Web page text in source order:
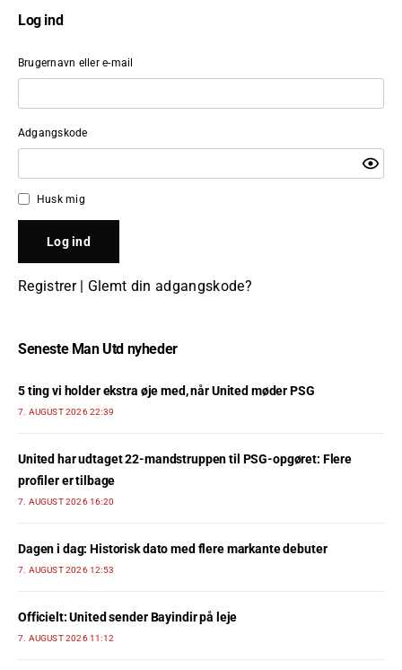
Log ind
Brugernavn eller e-mail
Adgangskode
Husk mig
Registrer| Glemt din adgangskode?
Seneste Man Utd nyheder
5 ting vi holder ekstra øje med, når United møder PSG
7. AUGUST 2026 22:39
United har udtaget 22-mandstruppen til PSG-opgøret: Flere
profiler er tilbage
7. AUGUST 2026 16:20
Dagen i dag: Historisk dato med flere markante debuter
7. AUGUST 2026 12:53
Officielt: United sender Bayindir på leje
7. AUGUST 2026 11:12